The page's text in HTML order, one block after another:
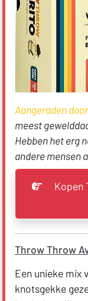
Aangeraden
meest
Hebben het erg
andere mensen
Kopen
Throw Throw
Een unieke mix
knotsgekke